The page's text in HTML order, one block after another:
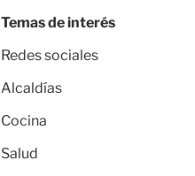
Temas de interés
Redes sociales
Alcaldías
Cocina
Salud